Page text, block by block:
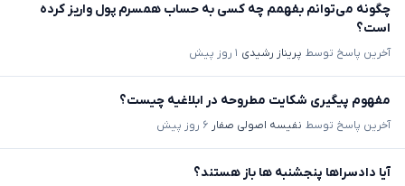
چگونه می‌توانم بفهمم چه کسی به حساب همسرم پول واریز کرده
است؟
آخرین پاسخ توسط پریناز رشیدی ۱ روز پیش
مفهوم پیگیری شکایت مطروحه در ابلاغیه چیست؟
آخرین پاسخ توسط نفیسه اصولی صفار ۶ روز پیش
آیا دادسراها پنجشنبه ها باز هستند؟